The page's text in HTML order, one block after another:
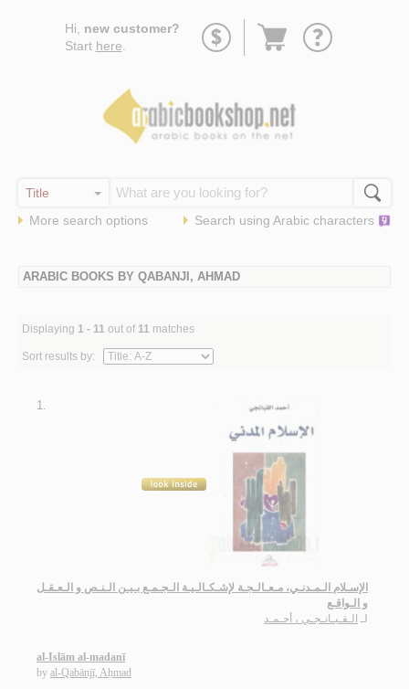
Hi, new customer?
Start here
Go
More search options Search using Arabic characters
ARABIC BOOKS BY QABANJI, AHMAD
Displaying 1 - 11 out of 11 matches
Sort results by:
1.
الإسـلام الـمـدنـي، مـعـالـجـة لإشـكـالـيـة الـجـمـع بـيـن الـنـص و الـعـقـل
و الـواقـع
لـ الـقـبـانـجـي ، أحـمـد
al-Islām al-madanī
by al-Qabānjī, Aḥmad